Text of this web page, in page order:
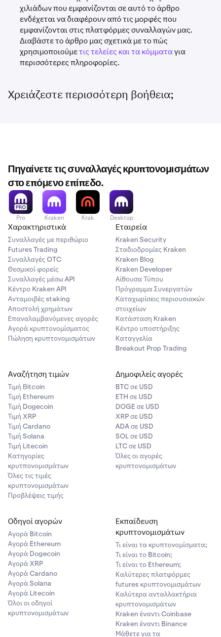
χιλιάδων που εμφανίζονται σε αυτό το άρθρο
ενδέχεται να διαφέρουν από τις μορφές που
εμφανίζονται στις πλατφόρμες συναλλαγών μας.
Διαβάστε το άρθρο μας σχετικά με το πώς
χρησιμοποιούμετις τελείες και τα κόμματαγια
περισσότερες πληροφορίες.
Χρειάζεστε περισσότερη βοήθεια;
Πηγαίνετε τις συναλλαγές κρυπτονομισμάτων
στο επόμενο επίπεδο.
Pro Kraken Krak Desktop
Χαρακτηριστικά
Συναλλαγές με περιθώριο
Futures Trading
Συναλλαγές OTC
Θεσμικοί φορείς
Συναλλαγές μέσω API
Κέντρο Kraken API
Ανταμοιβές staking
Αποστολή χρημάτων
Επαναλαμβανόμενες αγορές
Αγορά κρυπτονομίσματος
Πώληση κρυπτονομισμάτων
Εταιρεία
Kraken Security
Σταδιοδρομίες Kraken
Kraken Blog
Kraken Developer
Αίθουσα Τύπου
Πρόγραμμα Συνεργατών
Καταχωρίσεις περιουσιακών
στοιχείων
Κατάσταση Kraken
Κέντρο υποστήριξης
Καταγγελία
Breakout Prop Trading
Αναζήτηση τιμών
Τιμή Βitcoin
Τιμή Ethereum
Τιμή Dogecoin
Τιμή XRP
Τιμή Cardano
Τιμή Solana
Τιμή Litecoin
Κατηγορίες
κρυτπονομισμάτων
Όλες τις τιμές
κρυπτονομισμάτων
Προβλέψεις τιμής
Δημοφιλείς αγορές
BTC σε USD
ETH σε USD
DOGE σε USD
XRP σε USD
ADA σε USD
SOL σε USD
LTC σε USD
Όλες οι αγορές
κρυπτονομισμάτων
Οδηγοί αγορών
Αγορά Bitcoin
Αγορά Ethereum
Αγορά Dogecoin
Αγορά XRP
Αγορά Cardano
Αγορά Solana
Αγορά Litecoin
Όλοι οι οδηγοί
κρυπτονομισμάτων
Εκπαίδευση
κρυπτονομισμάτων
Τι είναι τα κρυπτονομίσματα;
Τι είναι το Bitcoin;
Τι είναι το Ethereum;
Καλύτερες πλατφόρμες
futures κρυπτονομισμάτων
Καλύτερα ανταλλακτήρια
κρυπτονομισμάτων
Kraken έναντι Coinbase
Kraken έναντι Binance
Μάθετε για τα